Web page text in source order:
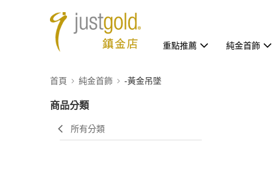
重點推薦 純金首飾
首頁 純金首飾 -黃金吊墜
商品分類
所有分類